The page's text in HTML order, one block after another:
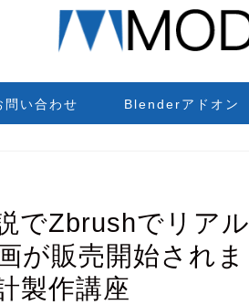
問い合わせ Blenderアドオン
でZbrushでリア
が販売開始され
製作講座